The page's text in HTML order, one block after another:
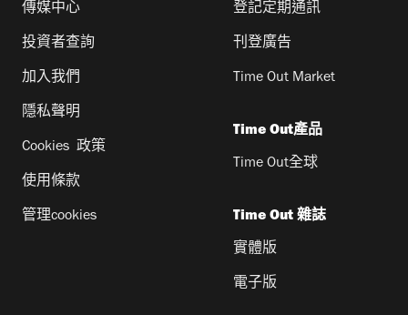
傳媒中心
投資者查詢
加入我們
隱私聲明
Cookies 政策
使用條款
管理cookies
登記定期通訊
刊登廣告
Time Out Market
Time Out產品
Time Out全球
Time Out 雜誌
實體版
電子版